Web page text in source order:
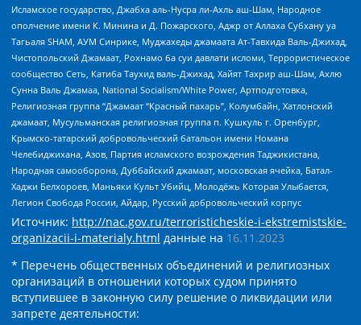
Исламское государство, Джабха аль-Нусра ли-Ахль аш-Шам, Народное
ополчение имени К. Минина и Д. Пожарского, Аджр от Аллаха Субхану уа
Тагьаля SHAM, АУМ Синрике, Муджахеды джамаата Ат-Тавхида Валь-Джихад,
Чистопольский Джамаат, Рохнамо ба суи давлати исломи, Террористическое
сообщество Сеть, Катиба Таухид валь-Джихад, Хайят Тахрир аш-Шам, Ахлю
Сунна Валь Джамаа, National Socialism/White Power, Артподготовка,
Религиозная группа “Джамаат “Красный пахарь”, Колумбайн, Хатлонский
джамаат, Мусульманская религиозная группа п. Кушкуль г. Оренбург,
Крымско-татарский добровольческий батальон имени Номана
Челебиджихана, Азов, Партия исламского возрождения Таджикистана,
Народная самооборона, Дуббайский джамаат, московская ячейка, Батал-
Хаджи Белхороев, Маньяки Культ Убийц, Молодёжь Которая Улыбается,
Легион Свобода России, Айдар, Русский добровольческий корпус
Источник: http://nac.gov.ru/terroristicheskie-i-ekstremistskie-
organizacii-i-materialy.html данные на 16.11.2023
* Перечень общественных объединений и религиозных
организаций в отношении которых судом принято
вступившее в законную силу решение о ликвидации или
запрете деятельности: